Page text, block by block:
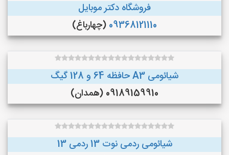
فروشگاه دکتر موبایل
09368121110 (چهارباغ)
شیائومی A3 حافظه 64 و 128 گیگ
09189159910 (همدان)
شیائومی ردمی نوت 13 ردمی 13